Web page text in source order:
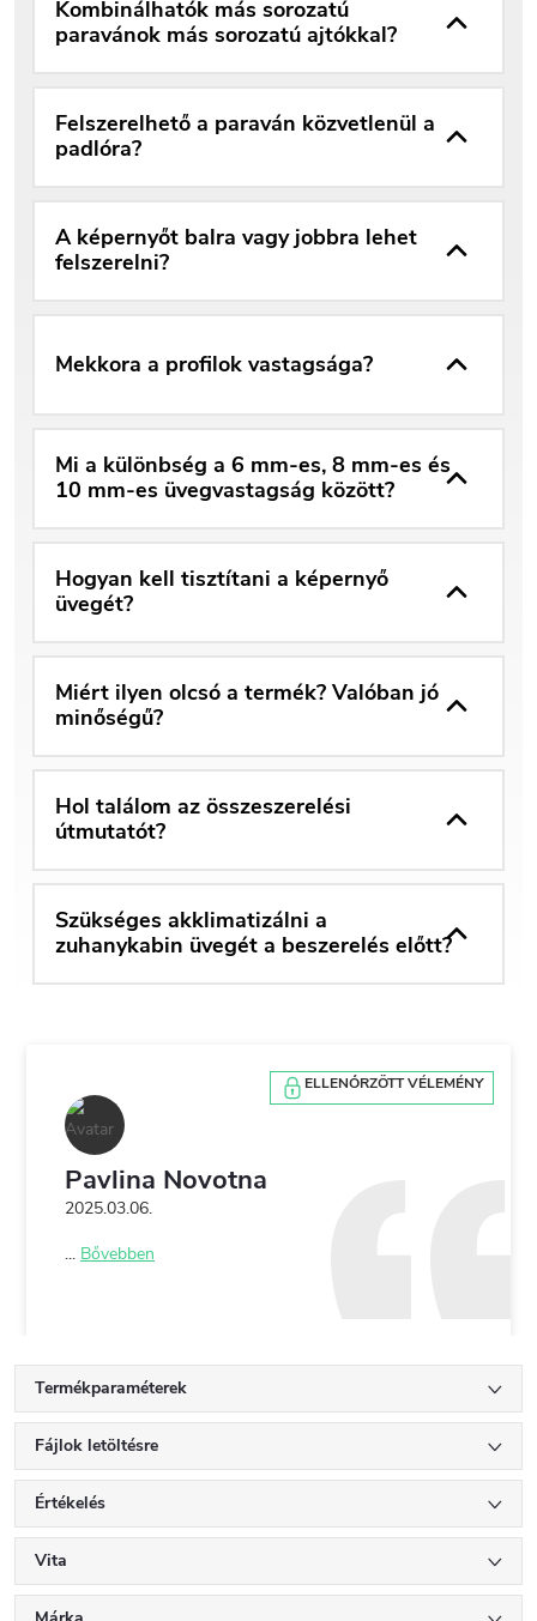
Kombinálhatók más sorozatú
paravánok más sorozatú ajtókkal?
Felszerelhető a paraván közvetlenül a
padlóra?
A képernyőt balra vagy jobbra lehet
felszerelni?
Mekkora a profilok vastagsága?
Mi a különbség a 6 mm-es, 8 mm-es és
10 mm-es üvegvastagság között?
Hogyan kell tisztítani a képernyő
üvegét?
Miért ilyen olcsó a termék? Valóban jó
minőségű?
Hol találom az összeszerelési
útmutatót?
Szükséges akklimatizálni a
zuhanykabin üvegét a beszerelés előtt?
Pavlina Novotna
2025.03.06.
ELLENŐRZÖTT VÉLEMÉNY
... Bővebben
Termékparaméterek
Fájlok letöltésre
Értékelés
Vita